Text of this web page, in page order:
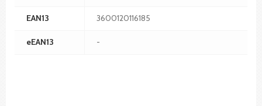
EAN13 3600120116185
eEAN13 -